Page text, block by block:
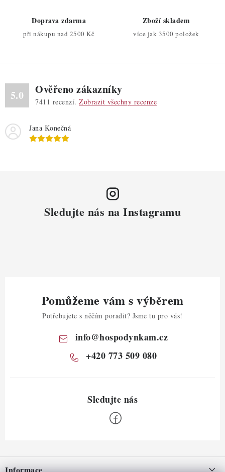
u
Doprava zdarma
při nákupu nad 2500 Kč
Zboží skladem
více jak 3500 položek
5.0 Ověřeno zákazníky
7411 recenzí. Zobrazit všechny recenze
Jana Konečná
Sledujte nás na Instagramu
Pomůžeme vám s výběrem
Potřebujete s něčím poradit? Jsme tu pro vás!
info@hospodynkam.cz
+420 773 509 080
Informace